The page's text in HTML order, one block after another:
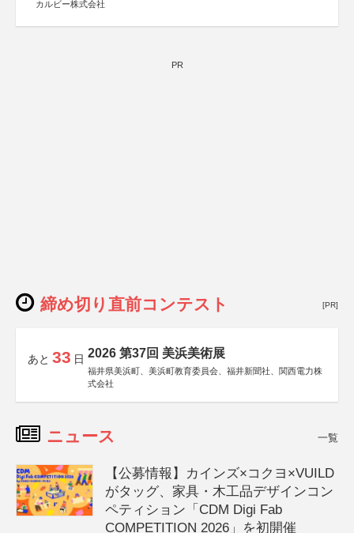
カルビー株式会社
PR
締め切り直前コンテスト [PR]
あと 33 日 2026 第37回 美浜美術展
福井県美浜町、美浜町教育委員会、福井新聞社、関西電力株
式会社
ニュース 一覧
【公募情報】カインズ×コクヨ×VUILD
がタッグ、家具・木工品デザインコン
ペティション「CDM Digi Fab
COMPETITION 2026」を初開催